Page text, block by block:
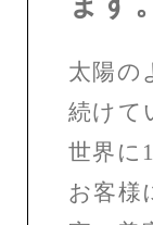
太陽の
続けて
世界に
お客様